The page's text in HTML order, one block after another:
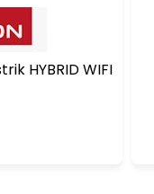
HYBRID WIFI